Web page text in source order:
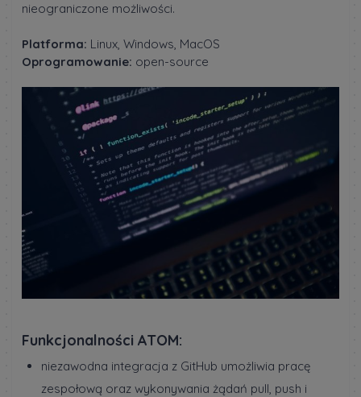
nieograniczone możliwości.
Platforma: Linux, Windows, MacOS
Oprogramowanie: open-source
Funkcjonalności ATOM:
niezawodna integracja z GitHub umożliwia pracę
zespołową oraz wykonywania żądań pull, push i